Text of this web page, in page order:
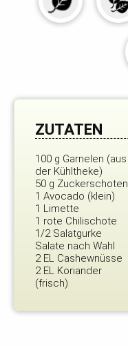
ZUTATEN
100 g Garnelen (aus
der Kühltheke)
50 g Zuckerschoten
1 Avocado (klein)
1 Limette
1 rote Chilischote
1/2 Salatgurke
Salate nach Wahl
2 EL Cashewnüsse
2 EL Koriander
(frisch)